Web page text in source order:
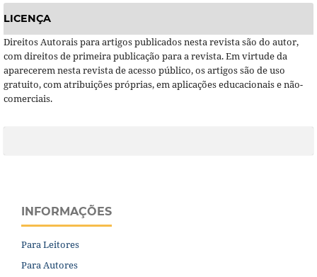
LICENÇA
Direitos Autorais para artigos publicados nesta revista são do autor,
com direitos de primeira publicação para a revista. Em virtude da
aparecerem nesta revista de acesso público, os artigos são de uso
gratuito, com atribuições próprias, em aplicações educacionais e não-
comerciais.
INFORMAÇÕES
Para Leitores
Para Autores